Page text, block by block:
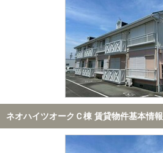
ネオハイツオークＣ棟 賃貸物件基本情報